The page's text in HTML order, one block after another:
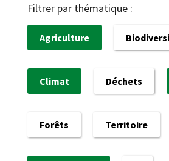
Filtrer par thématique :
Agriculture
Climat Déchets
Forêts Territoire